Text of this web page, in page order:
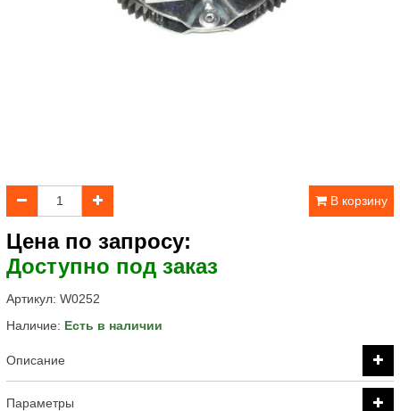
В корзину
Цена по запросу:
Доступно под заказ
Артикул: W0252
Наличие: Есть в наличии
Описание
Параметры